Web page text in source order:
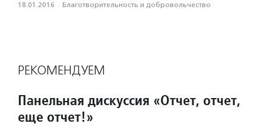
18.01.2016 · Благотвори­тель­ность и доброволь­чест­во
РЕКОМЕНДУЕМ
Панельная дискуссия «Отчет, отчет,
еще отчет!»